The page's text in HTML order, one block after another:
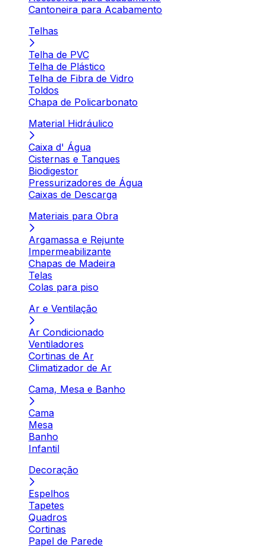
Cantoneira para Acabamento
Telhas
Telha de PVC
Telha de Plástico
Telha de Fibra de Vidro
Toldos
Chapa de Policarbonato
Material Hidráulico
Caixa d' Água
Cisternas e Tanques
Biodigestor
Pressurizadores de Água
Caixas de Descarga
Materiais para Obra
Argamassa e Rejunte
Impermeabilizante
Chapas de Madeira
Telas
Colas para piso
Ar e Ventilação
Ar Condicionado
Ventiladores
Cortinas de Ar
Climatizador de Ar
Cama, Mesa e Banho
Cama
Mesa
Banho
Infantil
Decoração
Espelhos
Tapetes
Quadros
Cortinas
Papel de Parede